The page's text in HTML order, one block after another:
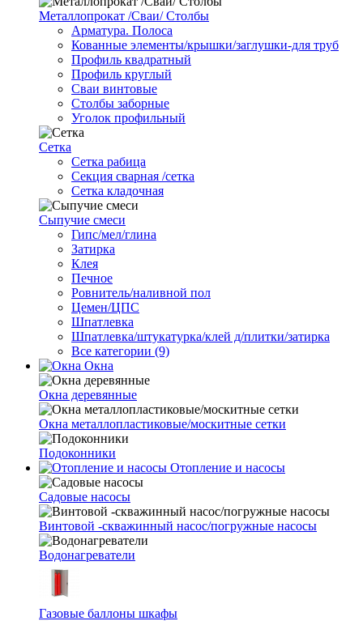
Металлопрокат /Сваи/ Столбы
Арматура. Полоса
Кованные элементы/крышки/заглушки-для труб
Профиль квадратный
Профиль круглый
Сваи винтовые
Столбы заборные
Уголок профильный
Сетка
Cетка рабица
Секция сварная /сетка
Сетка кладочная
Сыпучие смеси
Гипс/мел/глина
Затирка
Клея
Печное
Ровнитель/наливной пол
Цемен/ЦПС
Шпатлевка
Шпатлевка/штукатурка/клей д/плитки/затирка
Все категории (9)
Окна
Окна деревянные
Окна металлопластиковые/москитные сетки
Подоконники
Отопление и насосы
Cадовые насосы
Винтовой -скважинный насос/погружные насосы
Водонагреватели
Газовые баллоны шкафы